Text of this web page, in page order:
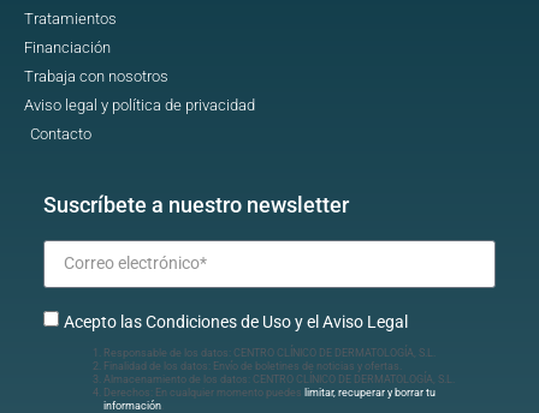
Tratamientos
Financiación
Trabaja con nosotros
Aviso legal y política de privacidad
Contacto
Suscríbete a nuestro newsletter
Acepto las Condiciones de Uso y el Aviso Legal
Responsable de los datos: CENTRO CLÍNICO DE DERMATOLOGÍA, S.L.
Finalidad de los datos: Envío de boletines de noticias y ofertas.
Almacenamiento de los datos: CENTRO CLÍNICO DE DERMATOLOGÍA, S.L.
Derechos: En cualquier momento puedes limitar, recuperar y borrar tu
información